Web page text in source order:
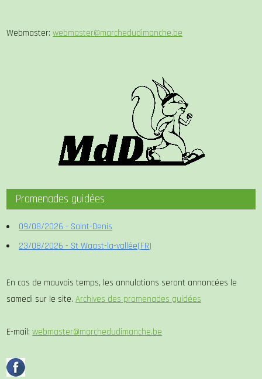
Webmaster:webmaster@marchedudimanche.be
Promenades guidées
09/08/2026 - Saint-Denis
23/08/2026 - St Waast-la-vallée(FR)
En cas de mauvais temps, les annulations seront annoncées le
samedi sur le site.Archives des promenades guidées
E-mail:webmaster@marchedudimanche.be